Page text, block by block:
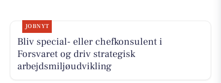
JOBNYT
Bliv special- eller chefkonsulent i
Forsvaret og driv strategisk
arbejdsmiljøudvikling